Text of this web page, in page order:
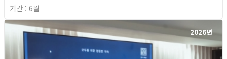
기간 : 6월
2026년